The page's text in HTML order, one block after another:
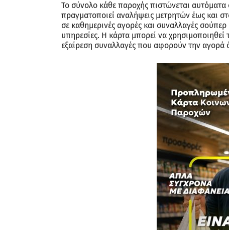
Το σύνολο κάθε παροχής πιστώνεται
πραγματοποιεί αναλήψεις μετρητών έως και
σε καθημερινές αγορές και συναλλαγές
υπηρεσίες. Η κάρτα μπορεί να
εξαίρεση συναλλαγές που αφορούν την αγορά